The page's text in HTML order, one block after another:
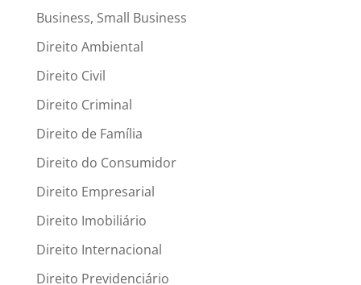
Business, Small Business
Direito Ambiental
Direito Civil
Direito Criminal
Direito de Família
Direito do Consumidor
Direito Empresarial
Direito Imobiliário
Direito Internacional
Direito Previdenciário